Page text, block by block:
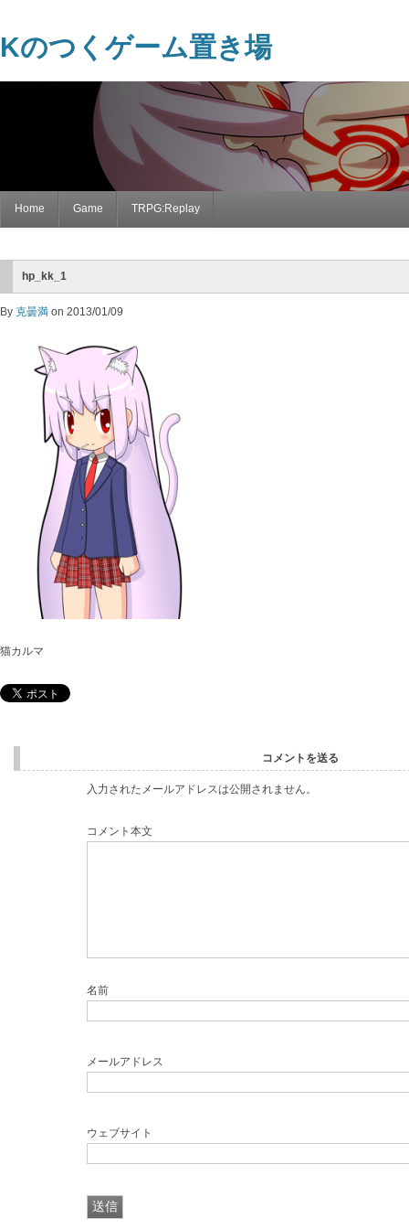
Kのつくゲーム置き場
Home Game TRPG:Replay
hp_kk_1
By 克曇満 on 2013/01/09
猫カルマ
コメントを送る
入力されたメールアドレスは公開されません。
コメント本文
名前
メールアドレス
ウェブサイト